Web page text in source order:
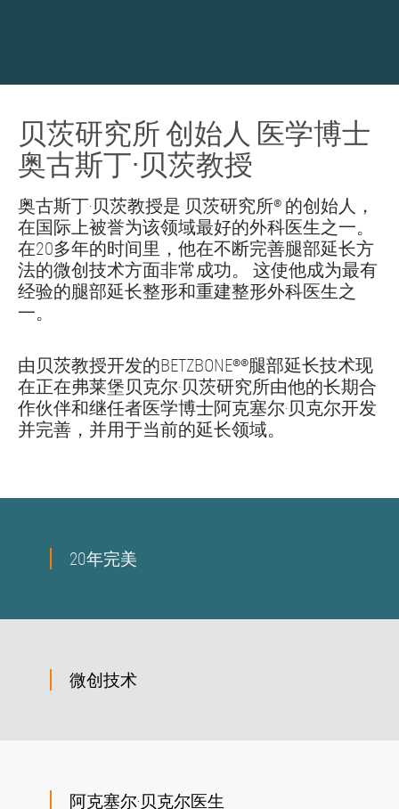
贝茨研究所 创始人 医学博士
奥古斯丁·贝茨教授
奥古斯丁·贝茨教授是 贝茨研究所® 的创始人，
在国际上被誉为该领域最好的外科医生之一。
在20多年的时间里，他在不断完善腿部延长方
法的微创技术方面非常成功。 这使他成为最有
经验的腿部延长整形和重建整形外科医生之
一。
由贝茨教授开发的BETZBONE®®腿部延长技术现
在正在弗莱堡贝克尔·贝茨研究所由他的长期合
作伙伴和继任者医学博士阿克塞尔·贝克尔开发
并完善，并用于当前的延长领域。
20年完美
微创技术
阿克塞尔·贝克尔医生